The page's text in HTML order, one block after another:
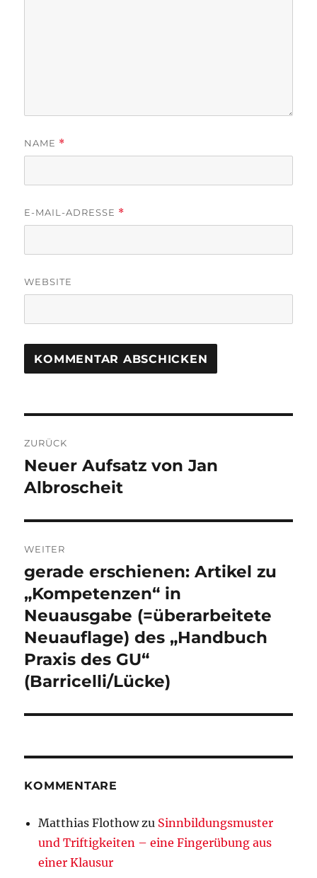
NAME *
E-MAIL-ADRESSE *
WEBSITE
ZURÜCK
Vorheriger
Beitrag:
Neuer Aufsatz von Jan
Albroscheit
WEITER
Nächster
Beitrag:
gerade erschienen: Artikel zu
„Kompetenzen“ in
Neuausgabe (=überarbeitete
Neuauflage) des „Handbuch
Praxis des GU“
(Barricelli/Lücke)
KOMMENTARE
Matthias Flothowzu Sinnbildungsmuster
und Triftigkeiten – eine Fingerübung aus
einer Klausur